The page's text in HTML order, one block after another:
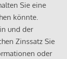
Sie eine
könnte.
und der
Zinssatz Sie
oder